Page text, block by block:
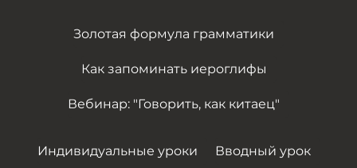
Золотая формула грамматики
Как запоминать иероглифы
Вебинар: "Говорить, как китаец"
Индивидуальные уроки Вводный урок